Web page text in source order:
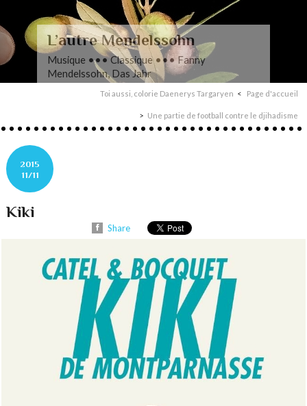
L’autre Mendelssohn
Musique ••• Classique ••• Fanny
Mendelssohn, Das Jahr
Toi aussi, colorie Daenerys Targaryen Page d'accueil
Une partie de football contre le djihadisme
2015
11/11
Kiki
Share